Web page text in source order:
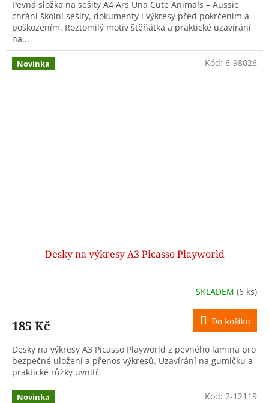
Pevná složka na sešity A4 Ars Una Cute Animals – Aussie
chrání školní sešity, dokumenty i výkresy před pokrčením a
poškozením. Roztomilý motiv štěňátka a praktické uzavírání
na...
Novinka
Desky na výkresy A3 Picasso Playworld
SKLADEM (6 ks)
185 Kč Do košíku
Desky na výkresy A3 Picasso Playworld z pevného lamina pro
bezpečné uložení a přenos výkresů. Uzavírání na gumičku a
praktické růžky uvnitř.
Kód: 6-98026
Novinka Kód: 2-12119